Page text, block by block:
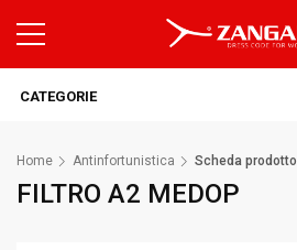
CATEGORIE
Home Antinfortunistica Scheda prodotto
FILTRO A2 MEDOP